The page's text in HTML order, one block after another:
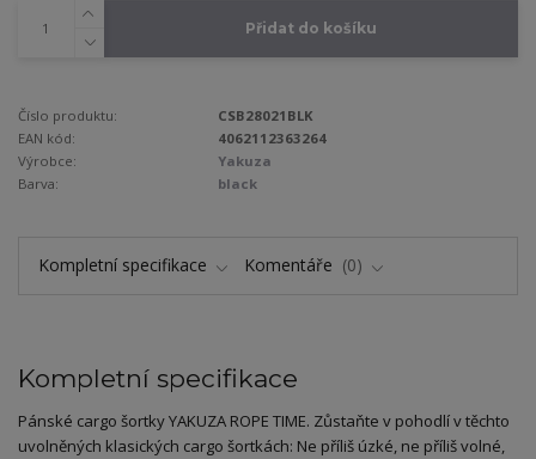
Přidat do košíku
Číslo produktu:
CSB28021BLK
EAN kód:
4062112363264
Výrobce:
Yakuza
Barva:
black
Kompletní specifikace Komentáře 0
Kompletní specifikace
Pánské cargo šortky YAKUZA ROPE TIME. Zůstaňte v pohodlí v těchto
uvolněných klasických cargo šortkách: Ne příliš úzké, ne příliš volné,